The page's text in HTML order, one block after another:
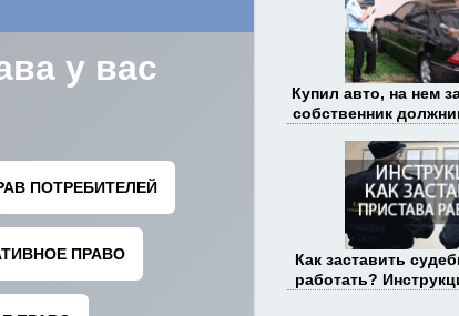
Купил авто, на нем
собственник
Как заставить
работать?